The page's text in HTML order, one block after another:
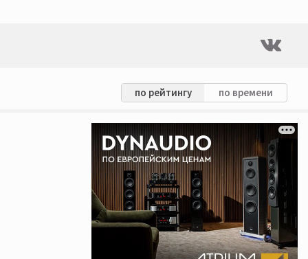
по рейтингу по времени